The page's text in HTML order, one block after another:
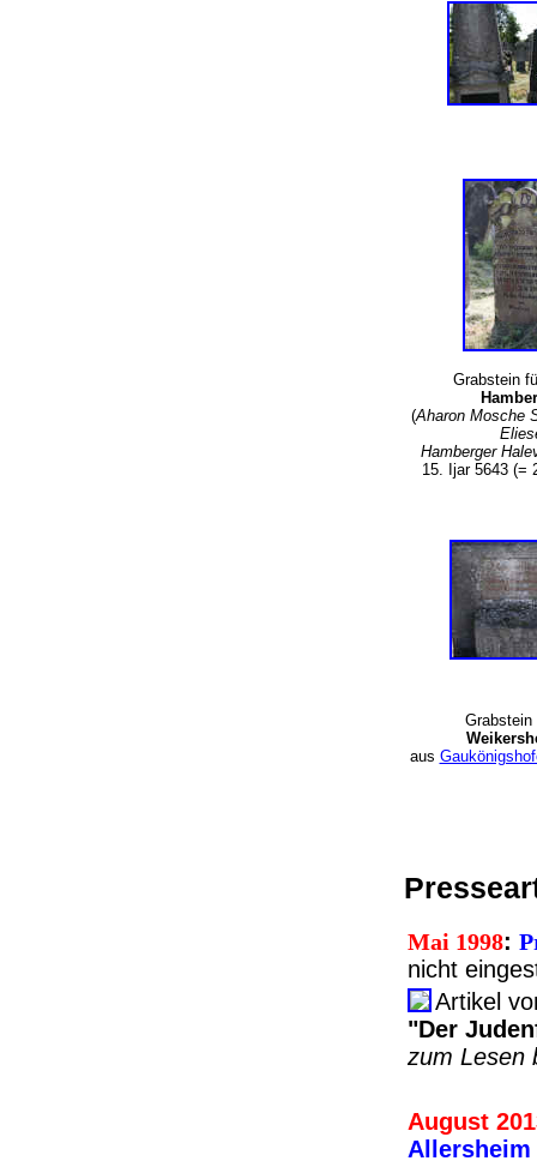
Grabstein
(Aharon Mosche
Hamberger
15. Ijar 5643 (=
aus
Mai 1998:
nicht
Artikel
"Der
zum Lesen
August
Allersheim